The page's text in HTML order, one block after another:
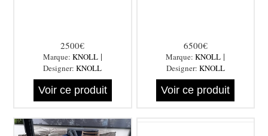
2500€
Marque: KNOLL|
Designer:KNOLL
Voir ce produit
6500€
Marque:KNOLL |
Designer: KNOLL
Voir ce produit